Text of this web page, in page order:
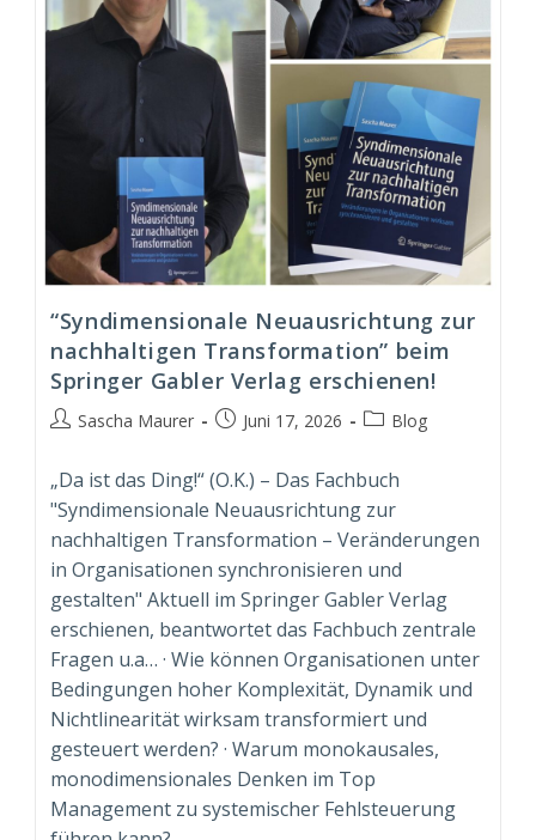
“Syndimensionale Neuausrichtung zur
nachhaltigen Transformation” beim
Springer Gabler Verlag erschienen!
Beitrags-
Sascha Maurer
BeitragJuni 17, 2026
Beitrags-
Blog
„Da ist das Ding!“ (O.K.) – Das Fachbuch
"Syndimensionale Neuausrichtung zur
nachhaltigen Transformation – Veränderungen
in Organisationen synchronisieren und
gestalten" Aktuell im Springer Gabler Verlag
erschienen, beantwortet das Fachbuch zentrale
Fragen u.a… · Wie können Organisationen unter
Bedingungen hoher Komplexität, Dynamik und
Nichtlinearität wirksam transformiert und
gesteuert werden? · Warum monokausales,
monodimensionales Denken im Top
Management zu systemischer Fehlsteuerung